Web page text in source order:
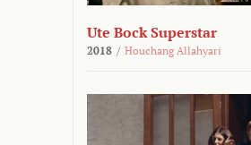
Ute Bock Superstar
2018 / Houchang Allahyari